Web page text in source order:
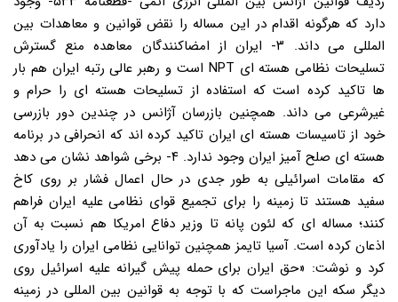
دارد که هرگونه اقدام در این مساله را نقض قوانین و معاهدات بین
المللی می داند. ۳- ایران از امضاکنندگان معاهده منع گسترش
تسلیحات نظامی هسته ای NPT است و رهبر عالی رتبه ایران هم بار
ها تاکید کرده است که استفاده از تسلیحات هسته ای را حرام و
غیرشرعی می داند. همچنین بازرسان آژانس در چندین دور بازرسی
خود از تاسیسات هسته ای ایران تاکید کرده اند که انحرافی در برنامه
هسته ای صلح آمیز ایران وجود ندارد. ۴- برخی شواهد نشان می دهد
که مقامات اسرائیلی به طور جدی در حال اعمال فشار بر روی کاخ
سفید هستند تا زمینه را برای تجمیع قوای نظامی علیه ایران فراهم
کنند؛ مساله ای که لئون پانه تا وزیر دفاع امریکا هم نسبت به آن
اذعان کرده است. آسیا تایمز همچنین توانایی نظامی ایران را یادآوری
کرد و نوشت: «حق ایران برای حمله پیش گیرانه علیه اسرائیل روی
دیگر سکه این ماجراست که با توجه به قوانین بین المللی در زمینه